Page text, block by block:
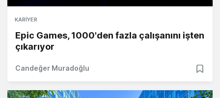
KARIYER
Epic Games, 1000'den fazla çalışanını işten
çıkarıyor
Candeğer Muradoğlu